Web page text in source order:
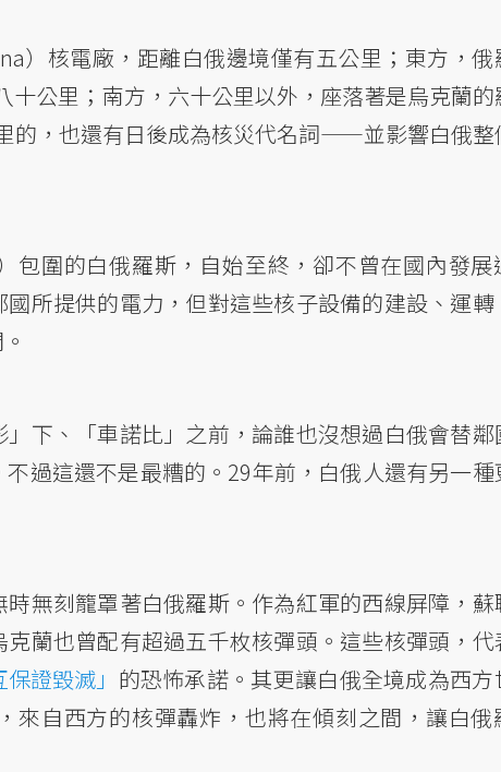
）核電廠，距離白俄邊境僅有五公里；東方，俄
公里；南方，六十公里以外，座落著是烏克蘭的
的，也還有日後成為核災代名詞——並影響白俄整
包圍的白俄羅斯，自始至終，卻不曾在國內發展
所提供的電力，但對這些核子設備的建設、運轉
下、「車諾比」之前，論誰也沒想過白俄會替鄰
不過這還不是最糟的。29年前，白俄人還有另一種
無刻籠罩著白俄羅斯。作為紅軍的西線屏障，蘇
蘭也曾配有超過五千枚核彈頭。這些核彈頭，代
保證毀滅」 的恐怖承諾。其更讓白俄全境成為西方
來自西方的核彈轟炸，也將在傾刻之間，讓白俄